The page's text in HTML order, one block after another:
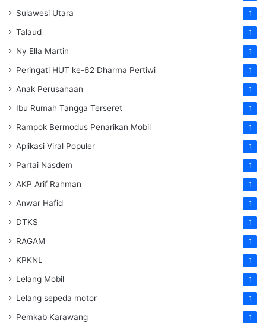
Sulawesi Utara 1
Talaud 1
Ny Ella Martin 1
Peringati HUT ke-62 Dharma Pertiwi 1
Anak Perusahaan 1
Ibu Rumah Tangga Terseret 1
Rampok Bermodus Penarikan Mobil 1
Aplikasi Viral Populer 1
Partai Nasdem 1
AKP Arif Rahman 1
Anwar Hafid 1
DTKS 1
RAGAM 1
KPKNL 1
Lelang Mobil 1
Lelang sepeda motor 1
Pemkab Karawang 1